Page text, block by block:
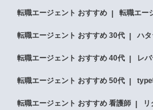
転職エージェント おすすめ 転職エー
転職エージェント おすすめ 30代 ハ
転職エージェント おすすめ 40代 レ
転職エージェント おすすめ 50代 type
転職エージェント おすすめ 看護師 リ